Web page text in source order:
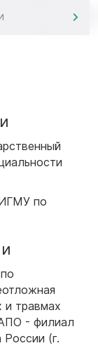
ИГМУ по
и травмах
- филиал
(г.